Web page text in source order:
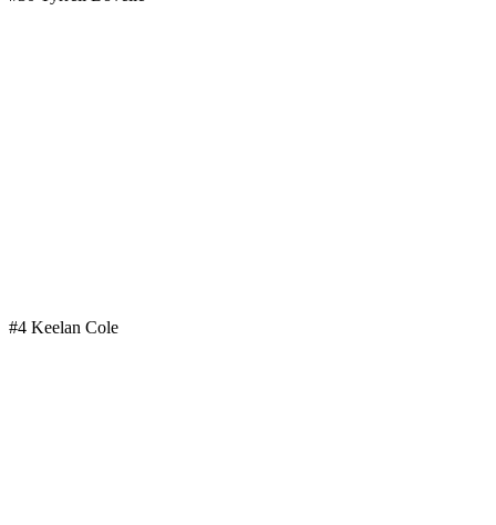
#4 Keelan Cole